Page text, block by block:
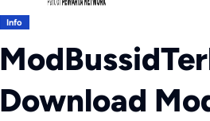
Info
Download